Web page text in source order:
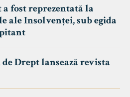
fost reprezentată la
ale Insolvenței, sub egida
Drept lansează revista